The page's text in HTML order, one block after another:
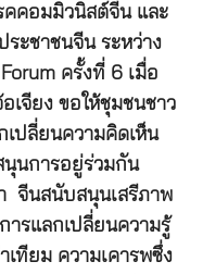
คคอมมิวนิสต์จีน และ
ะชาชนจีน ระหว่าง
ครั้งที่ 6 เมื่อ
เจียง ขอให้ชุมชนชาว
เปลี่ยนความคิดเห็น
นการอยู่ร่วมกัน
จีนสนับสนุนเสรีภาพ
ารแลกเปลี่ยนความรู้
ทียม ความเคารพซึ่ง